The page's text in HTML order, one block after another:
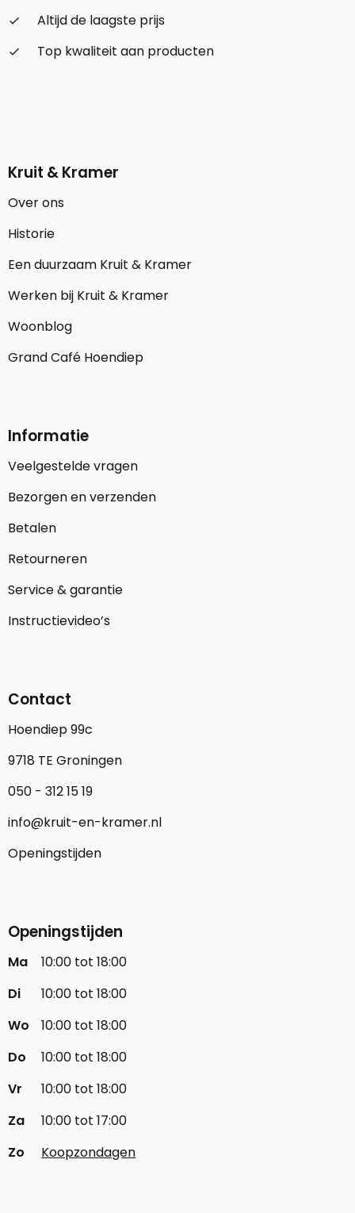
check_small
Altijd de laagste prijs
check_small
Top kwaliteit aan producten
Kruit & Kramer
Over ons
Historie
Een duurzaam Kruit & Kramer
Werken bij Kruit & Kramer
Woonblog
Grand Café Hoendiep
Informatie
Veelgestelde vragen
Bezorgen en verzenden
Betalen
Retourneren
Service & garantie
Instructievideo’s
Contact
Hoendiep 99c
9718 TE Groningen
050 - 312 15 19
info@kruit-en-kramer.nl
Openingstijden
Openingstijden
Ma
10:00 tot 18:00
Di
10:00 tot 18:00
Wo
10:00 tot 18:00
Do
10:00 tot 18:00
Vr
10:00 tot 18:00
Za
10:00 tot 17:00
Zo
Koopzondagen